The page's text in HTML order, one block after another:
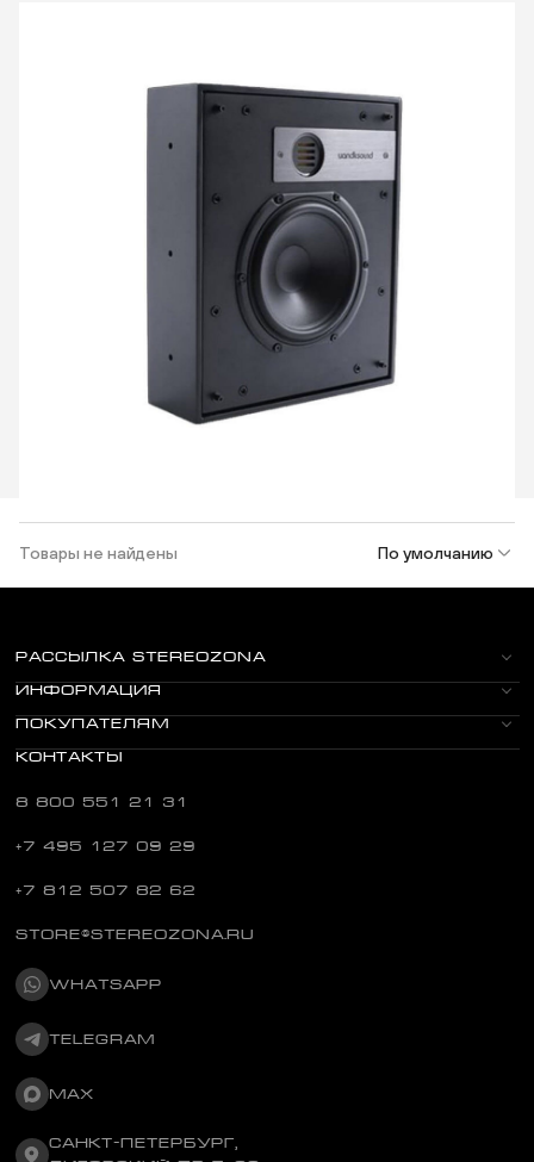
Товары не найдены По умолчанию
РАССЫЛКА STEREOZONA
ИНФОРМАЦИЯ
ПОКУПАТЕЛЯМ
КОНТАКТЫ
8 800 551 21 31
+7 495 127 09 29
+7 812 507 82 62
STORE@STEREOZONA.RU
WHATSAPP
TELEGRAM
MAX
САНКТ-ПЕТЕРБУРГ,